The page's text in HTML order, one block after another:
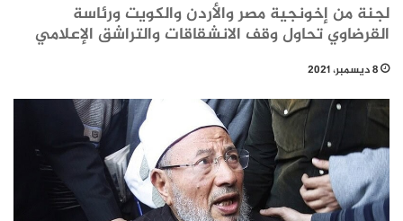
لجنة من إخونجية مصر والأردن والكويت ورئاسة
القرضاوي تحاول وقف الانشقاقات والتراشق الإعلامي
8 ديسمبر، 2021